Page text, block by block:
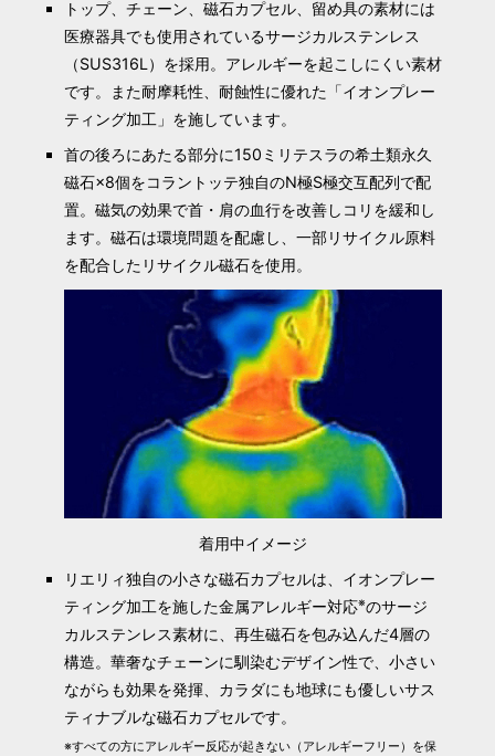
トップ、チェーン、磁石カプセル、留め具の素材には
医療器具でも使用されているサージカルステンレス
（SUS316L）を採用。アレルギーを起こしにくい素材
です。また耐摩耗性、耐蝕性に優れた「イオンプレー
ティング加工」を施しています。
首の後ろにあたる部分に150ミリテスラの希土類永久
磁石×8個をコラントッテ独自のN極S極交互配列で配
置。磁気の効果で首・肩の血行を改善しコリを緩和し
ます。磁石は環境問題を配慮し、一部リサイクル原料
を配合したリサイクル磁石を使用。
着用中イメージ
リエリィ独自の小さな磁石カプセルは、イオンプレー
ティング加工を施した金属アレルギー対応※のサージ
カルステンレス素材に、再生磁石を包み込んだ4層の
構造。華奢なチェーンに馴染むデザイン性で、小さい
ながらも効果を発揮、カラダにも地球にも優しいサス
ティナブルな磁石カプセルです。
※すべての方にアレルギー反応が起きない（アレルギーフリー）を保